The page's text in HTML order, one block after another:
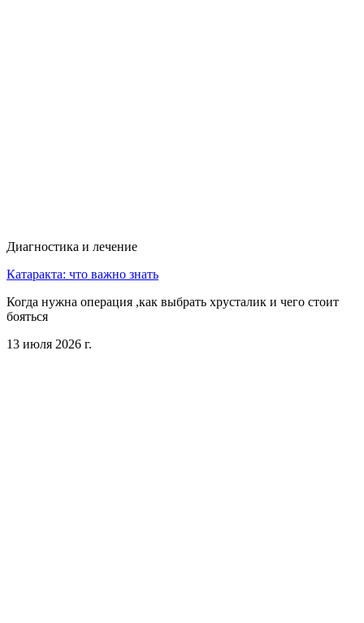
Диагностика и лечение
Катаракта: что важно знать
Когда нужна операция ,как выбрать хрусталик и чего стоит
бояться
13 июля 2026 г.